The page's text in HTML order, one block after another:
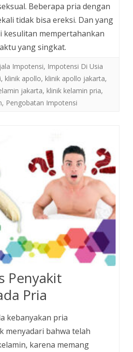
Beberapa pria dengan
tidak bisa ereksi. Dan yang
kesulitan mempertahankan
yang singkat.
Impotensi, Impotensi Di Usia
, klinik apollo, klinik apollo jakarta,
jakarta, klinik kelamin pria,
, Pengobatan Impotensi
Penyakit
Pria
kebanyakan pria
menyadari bahwa telah
karena memang